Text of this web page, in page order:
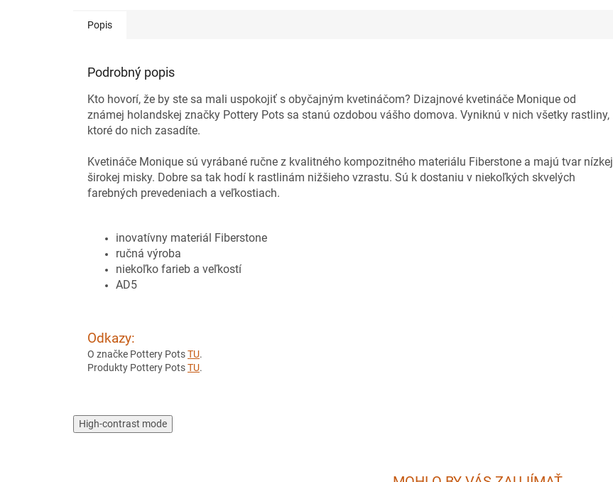
Popis
Podrobný popis
Kto hovorí, že by ste sa mali uspokojiť s obyčajným kvetináčom? Dizajnové kvetináče Monique od
známej holandskej značky Pottery Pots sa stanú ozdobou vášho domova. Vyniknú v nich všetky rastliny,
ktoré do nich zasadíte.
Kvetináče Monique sú vyrábané ručne z kvalitného kompozitného materiálu Fiberstone a majú tvar nízkej
širokej misky. Dobre sa tak hodí k rastlinám nižšieho vzrastu. Sú k dostaniu v niekoľkých skvelých
farebných prevedeniach a veľkostiach.
inovatívny materiál Fiberstone
ručná výroba
niekoľko farieb a veľkostí
AD5
Odkazy:
O značke Pottery PotsTU.
Produkty Pottery PotsTU.
High-contrast mode